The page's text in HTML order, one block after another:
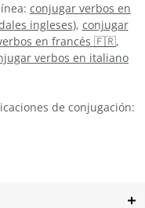
conjugar verbos en
ingleses), conjugar
en francés 🇫🇷,
verbos en italiano
de conjugación: